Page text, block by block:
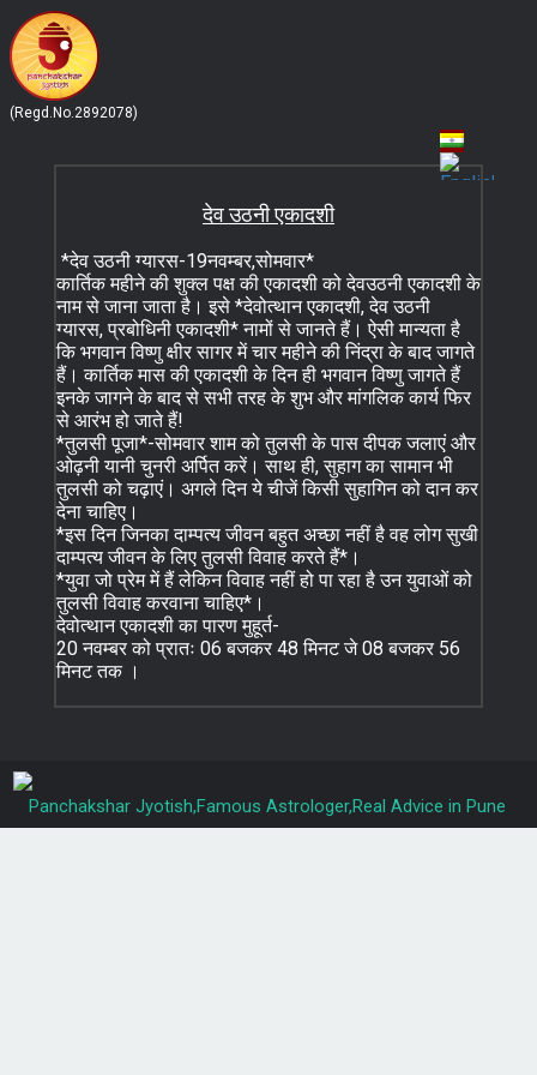
(Regd.No.2892078)
देव उठनी एकादशी
*देव उठनी ग्यारस-19नवम्बर,सोमवार*
कार्तिक महीने की शुक्ल पक्ष की एकादशी को देवउठनी एकादशी के
नाम से जाना जाता है। इसे *देवोत्थान एकादशी, देव उठनी
ग्यारस, प्रबोधिनी एकादशी* नामों से जानते हैं। ऐसी मान्यता है
कि भगवान विष्णु क्षीर सागर में चार महीने की निंद्रा के बाद जागते
हैं। कार्तिक मास की एकादशी के दिन ही भगवान विष्णु जागते हैं
इनके जागने के बाद से सभी तरह के शुभ और मांगलिक कार्य फिर
से आरंभ हो जाते हैं!
*तुलसी पूजा*-सोमवार शाम को तुलसी के पास दीपक जलाएं और
ओढ़नी यानी चुनरी अर्पित करें। साथ ही, सुहाग का सामान भी
तुलसी को चढ़ाएं। अगले दिन ये चीजें किसी सुहागिन को दान कर
देना चाहिए।
*इस दिन जिनका दाम्पत्य जीवन बहुत अच्छा नहीं है वह लोग सुखी
दाम्पत्य जीवन के लिए तुलसी विवाह करते हैं*।
*युवा जो प्रेम में हैं लेकिन विवाह नहीं हो पा रहा है उन युवाओं को
तुलसी विवाह करवाना चाहिए*।
देवोत्थान एकादशी का पारण मुहूर्त-
20 नवम्बर को प्रातः 06 बजकर 48 मिनट जे 08 बजकर 56
मिनट तक ।
Panchakshar Jyotish,Famous Astrologer,Real Advice in Pune